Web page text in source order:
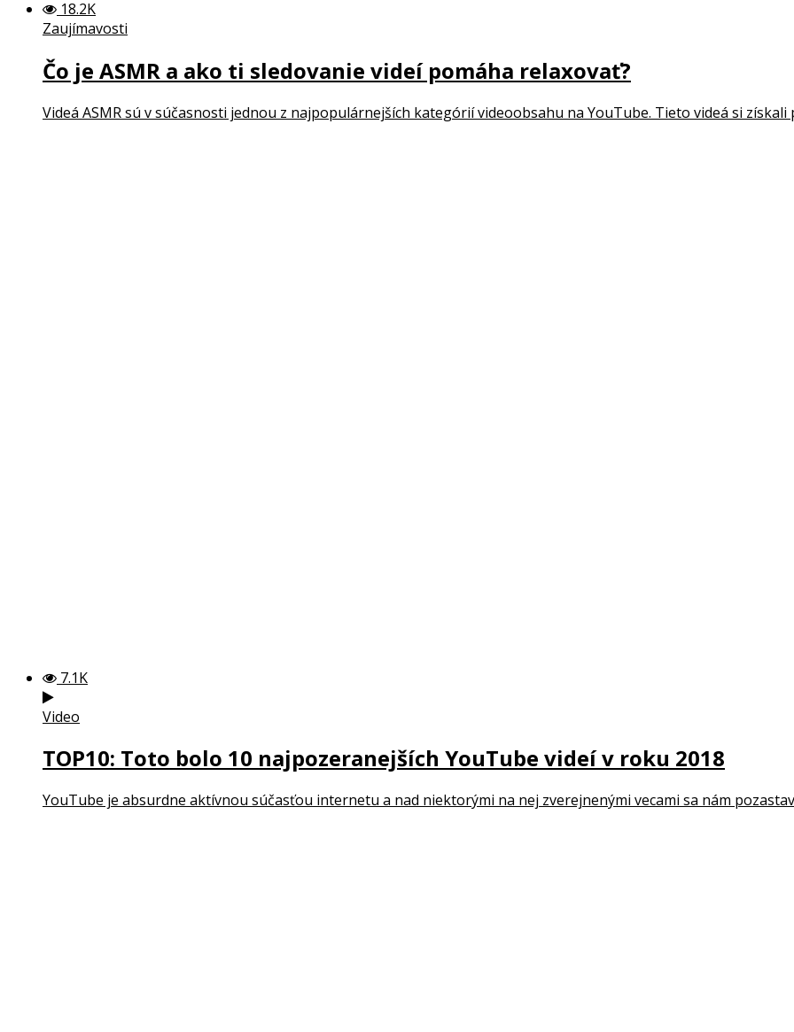
18.2K
Zaujímavosti
Čo je ASMR a ako ti sledovanie videí pomáha relaxovať?
Videá ASMR sú v súčasnosti jednou z najpopulárnejších kategórií videoobsahu na YouTube. Tieto videá si
7.1K
Video
TOP10: Toto bolo 10 najpozeranejších YouTube videí v roku 2018
YouTube je absurdne aktívnou súčasťou internetu a nad niektorými na nej zverejnenými vecami sa nám